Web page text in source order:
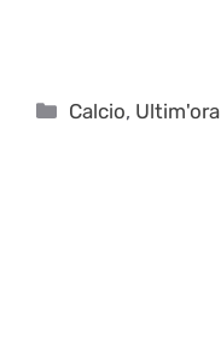
Categorie
Calcio, Ultim'ora